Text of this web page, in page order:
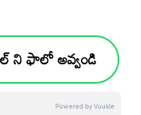
ని ఫాలో అవ్వండి